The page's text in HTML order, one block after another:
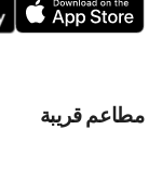
مطاعم قريبة